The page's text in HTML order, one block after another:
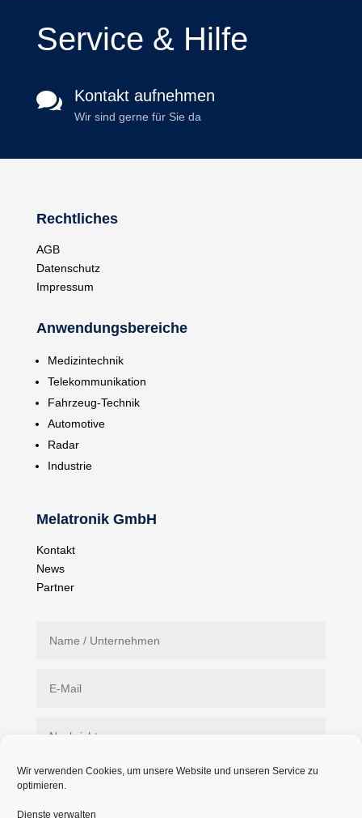
Wir verwenden Cookies, um unsere Website und unseren Service zu
optimieren.
Dienste verwalten
Service & Hilfe
 Kontakt aufnehmen
Wir sind gerne für Sie da
Rechtliches
AGB
Datenschutz
Impressum
Anwendungsbereiche
Medizintechnik
Telekommunikation
Fahrzeug-Technik
Automotive
Radar
Industrie
Melatronik GmbH
Kontakt
News
Partner